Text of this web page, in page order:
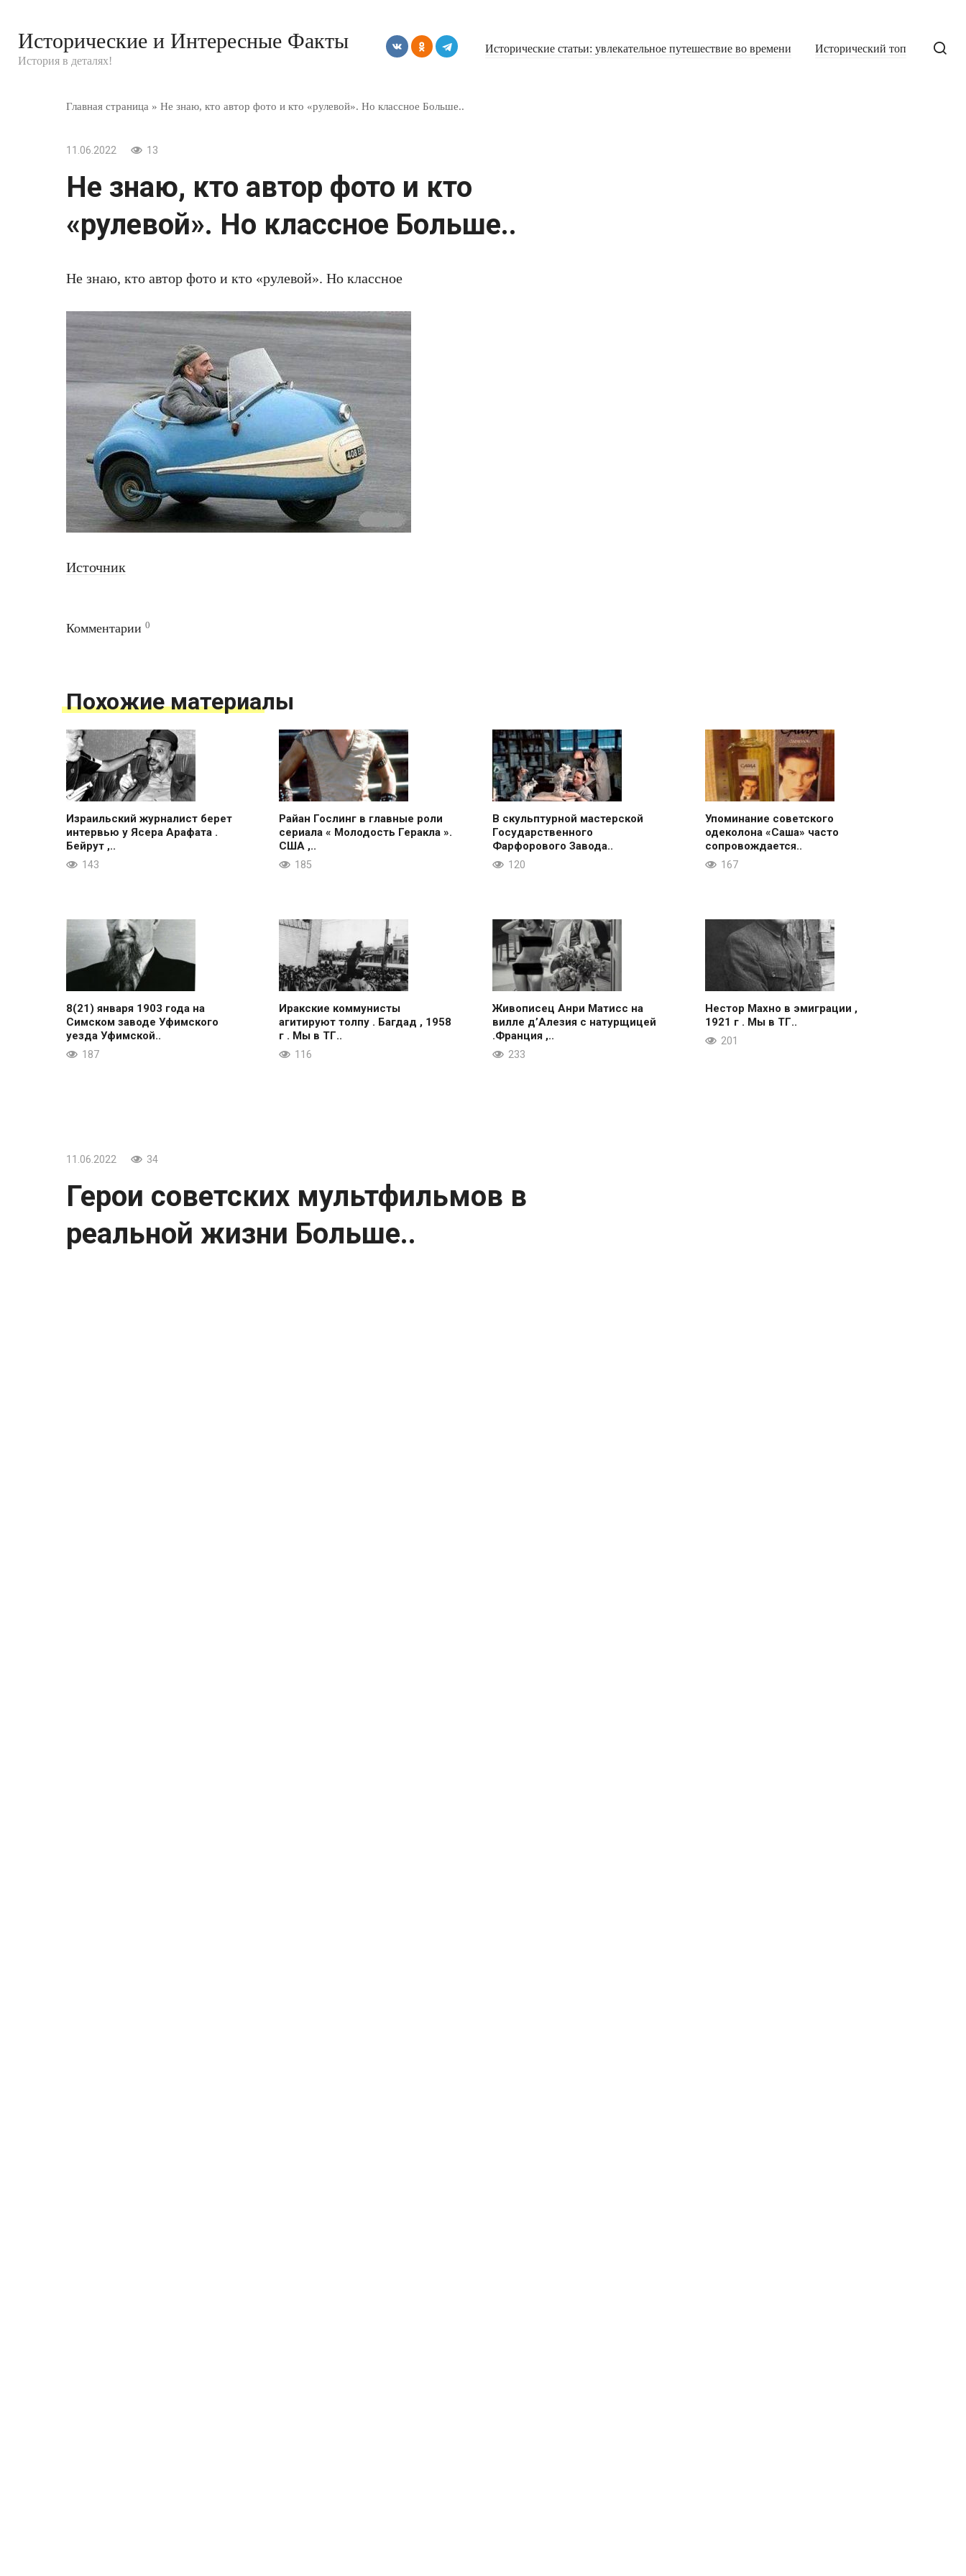
контенту
Исторические и Интересные Факты
История в деталях!
Исторические статьи: увлекательное путешествие во времени Исторический топ
Главная страница » Не знаю, кто автор фото и кто «рулевой». Но классное Больше..
11.06.2022 13
Не знаю, кто автор фото и кто
«рулевой». Но классное Больше..
Не знаю, кто автор фото и кто «рулевой». Но классное
Источник
Комментарии 0
Похожие материалы
Израильский журналист берет
интервью у Ясера Арафата .
Бейрут ,..
143
Райан Гослинг в главные роли
сериала « Молодость Геракла ».
США ,..
185
В скульптурной мастерской
Государственного
Фарфорового Завода..
120
Упоминание советского
одеколона «Саша» часто
сопровождается..
167
8(21) января 1903 года на
Симском заводе Уфимского
уезда Уфимской..
187
Иракские коммунисты
агитируют толпу . Багдад , 1958
г . Мы в ТГ..
116
Живописец Анри Матисс на
вилле д’Алезия с натурщицей
.Франция ,..
233
Нестор Махно в эмиграции ,
1921 г . Мы в ТГ..
201
11.06.2022 34
Герои советских мультфильмов в
реальной жизни Больше..